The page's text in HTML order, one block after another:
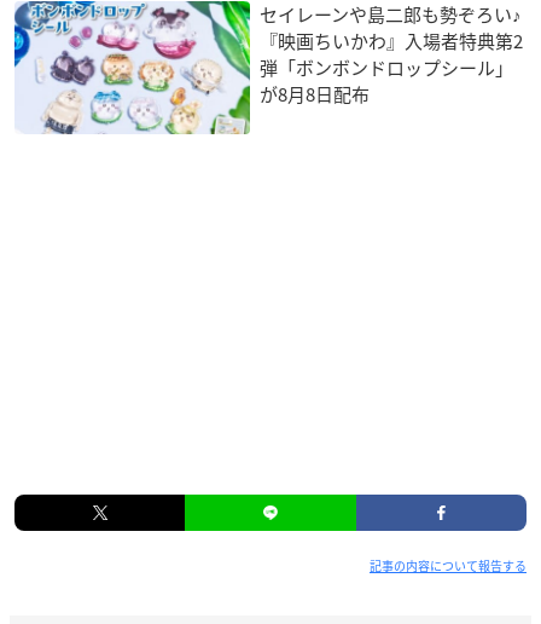
セイレーンや島二郎も勢ぞろい♪
『映画ちいかわ』入場者特典第2
弾「ボンボンドロップシール」
が8月8日配布
記事の内容について報告する